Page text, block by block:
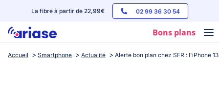
La fibre à partir de 22,99€ 02 99 36 30 54
Bons plans
Box internet
Accueil Smartphone Actualité Alerte bon plan chez SFR : l'iPhone